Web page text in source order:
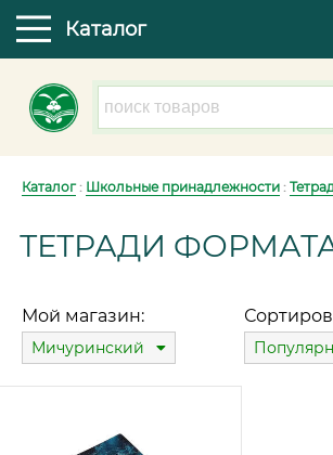
Каталог
Каталог: Школьные принадлежности :
ТЕТРАДИ
Мой магазин:
Мичуринский